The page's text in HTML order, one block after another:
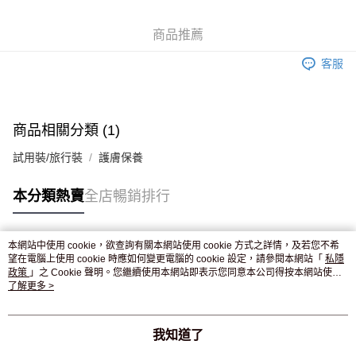
付款後門市自取，訂單確認後2-4個工作天到店，7天內取。逾期後
商品推薦
客服
商品相關分類 (1)
試用裝/旅行裝 護膚保養
本分類熱賣全店暢銷排行
熱門標籤
熱銷排行
本網站中使用 cookie，欲查詢有關本網站使用 cookie 方式之詳情，及若您不希
望在電腦上使用 cookie 時應如何變更電腦的 cookie 設定，請參閱本網站「 私隱
政策 」之 Cookie 聲明。您繼續使用本網站即表示您同意本公司得按本網站使用
條款之 Cookie 聲明使用 cookie。
了解更多 >
我知道了